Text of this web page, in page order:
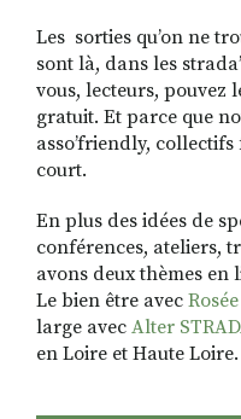
Les sorties qu’on ne
sont là, dans les
vous, lecteurs, pouvez
gratuit. Et parce que
asso’friendly,
court.
En plus des idées de
conférences, ateliers,
avons deux thèmes en
Le bien être avec
large avec Alter
en Loire et Haute Loire.